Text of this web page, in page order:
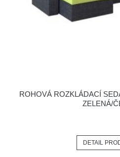
ROHOVÁ ROZKLÁDACÍ
ZELENÁ/
DETAIL